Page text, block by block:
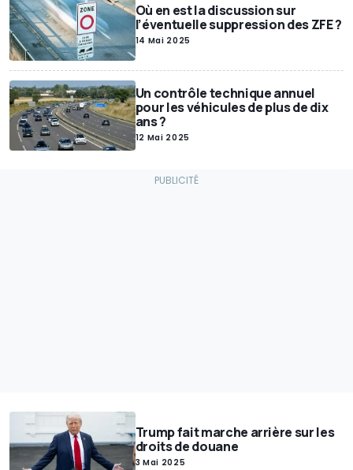
Où en est la discussion sur
l’éventuelle suppression des ZFE ?
14 Mai 2025
Un contrôle technique annuel
pour les véhicules de plus de dix
ans ?
12 Mai 2025
Trump fait marche arrière sur les
droits de douane
3 Mai 2025